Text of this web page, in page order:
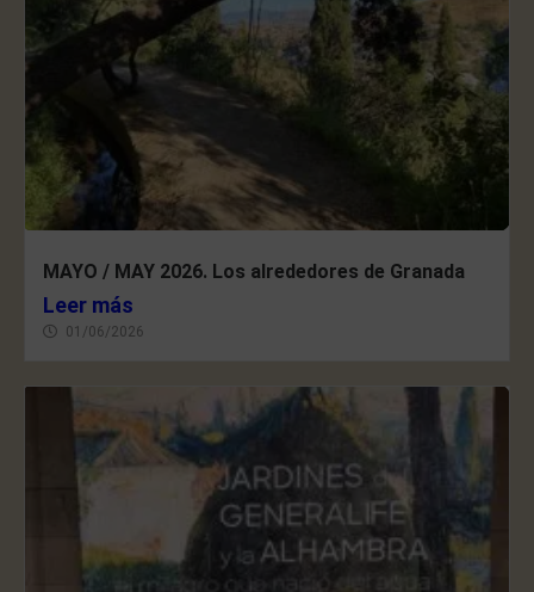
MAYO / MAY 2026. Los alrededores de Granada
Leer más
01/06/2026